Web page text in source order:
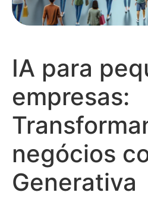
IA para
empresas:
negócios
Generativa